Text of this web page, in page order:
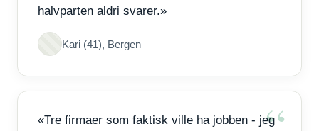
halvparten aldri svarer.»
Kari (41), Bergen
«Tre firmaer som faktisk ville ha jobben - jeg